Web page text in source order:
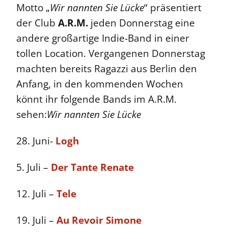
Motto „Wir nannten Sie Lücke“ präsentiert
der Club A.R.M. jeden Donnerstag eine
andere großartige Indie-Band in einer
tollen Location. Vergangenen Donnerstag
machten bereits Ragazzi aus Berlin den
Anfang, in den kommenden Wochen
könnt ihr folgende Bands im A.R.M.
sehen:Wir nannten Sie Lücke
28. Juni- Logh
5. Juli – Der Tante Renate
12. Juli – Tele
19. Juli – Au Revoir Simone